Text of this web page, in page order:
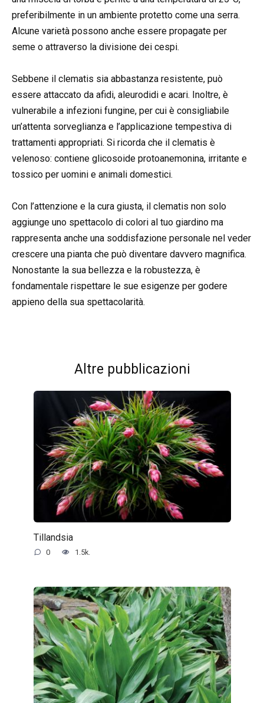
preferibilmente in un ambiente protetto come una serra.
Alcune varietà possono anche essere propagate per
seme o attraverso la divisione dei cespi.
Sebbene il clematis sia abbastanza resistente, può
essere attaccato da afidi, aleurodidi e acari. Inoltre, è
vulnerabile a infezioni fungine, per cui è consigliabile
un’attenta sorveglianza e l’applicazione tempestiva di
trattamenti appropriati. Si ricorda che il clematis è
velenoso: contiene glicosoide protoanemonina, irritante e
tossico per uomini e animali domestici.
Con l’attenzione e la cura giusta, il clematis non solo
aggiunge uno spettacolo di colori al tuo giardino ma
rappresenta anche una soddisfazione personale nel veder
crescere una pianta che può diventare davvero magnifica.
Nonostante la sua bellezza e la robustezza, è
fondamentale rispettare le sue esigenze per godere
appieno della sua spettacolarità.
Altre pubblicazioni
Tillandsia
0 1.5k.